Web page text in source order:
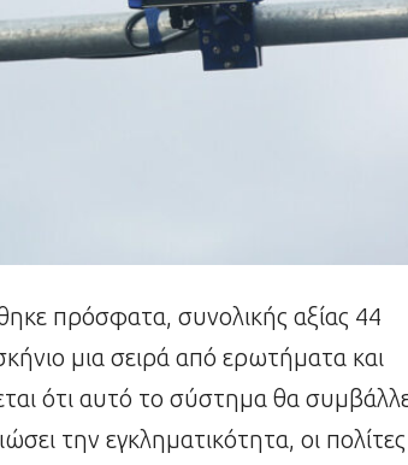
πρόσφατα, συνολικής αξίας 44
μια σειρά από ερωτήματα και
ότι αυτό το σύστημα θα
την εγκληματικότητα, οι πολίτες